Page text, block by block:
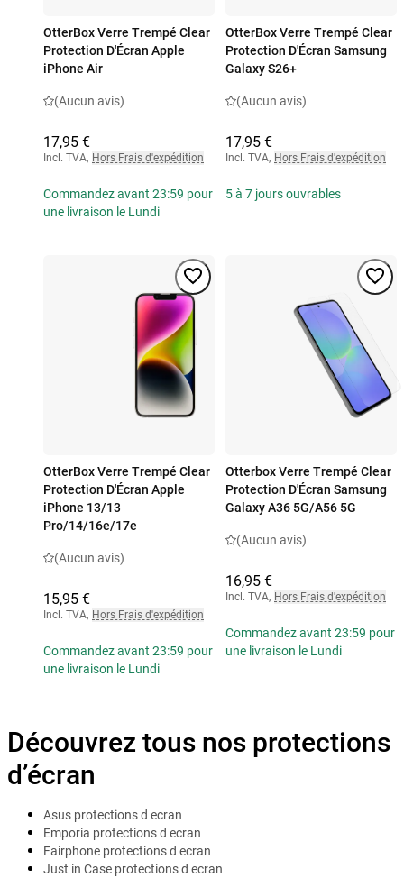
OtterBox Verre Trempé Clear
Protection D'Écran Apple
iPhone Air
(Aucun avis)
17,95 €
Incl. TVA, Hors Frais d'expédition
Commandez avant 23:59 pour
une livraison le Lundi
OtterBox Verre Trempé Clear
Protection D'Écran Samsung
Galaxy S26+
(Aucun avis)
17,95 €
Incl. TVA, Hors Frais d'expédition
5 à 7 jours ouvrables
OtterBox Verre Trempé Clear
Protection D'Écran Apple
iPhone 13/13
Pro/14/16e/17e
(Aucun avis)
15,95 €
Incl. TVA, Hors Frais d'expédition
Commandez avant 23:59 pour
une livraison le Lundi
Otterbox Verre Trempé Clear
Protection D'Écran Samsung
Galaxy A36 5G/A56 5G
(Aucun avis)
16,95 €
Incl. TVA, Hors Frais d'expédition
Commandez avant 23:59 pour
une livraison le Lundi
Découvrez tous nos protections
d’écran
Asus protections d ecran
Emporia protections d ecran
Fairphone protections d ecran
Just in Case protections d ecran